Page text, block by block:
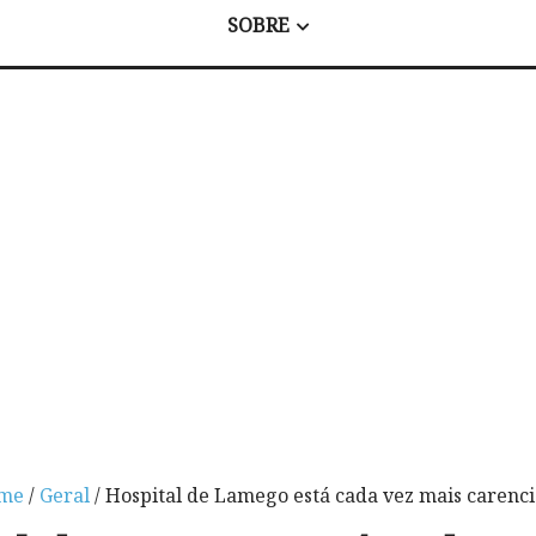
SOBRE
/ Geral/ Hospital de Lamego está cada vez mais